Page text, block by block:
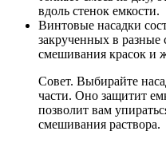
вдоль стенок емкости.
Винтовые насадки
закрученных в
смешивания красок и
Совет. Выбирайте
части. Оно защитит
позволит вам
смешивания раствора.